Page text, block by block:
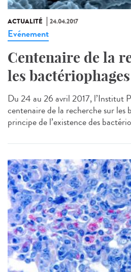
ACTUALITÉ 24.04.2017
Evénement
Centenaire de la
les bactériophages
Du 24 au 26 avril 2017, l’Institut
centenaire de la recherche sur les
principe de l’existence des